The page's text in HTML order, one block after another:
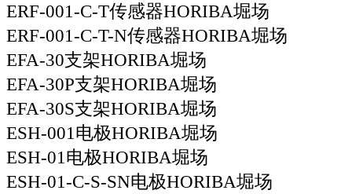
ERF-001-C-T传感器HORIBA堀场
ERF-001-C-T-N传感器HORIBA堀场
EFA-30支架HORIBA堀场
EFA-30P支架HORIBA堀场
EFA-30S支架HORIBA堀场
ESH-001电极HORIBA堀场
ESH-01电极HORIBA堀场
ESH-01-C-S-SN电极HORIBA堀场